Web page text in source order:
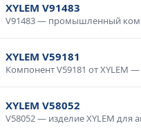
XYLEM V91483
XYLEM V59181
XYLEM V58052